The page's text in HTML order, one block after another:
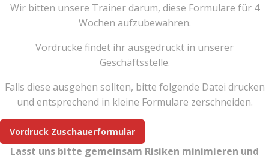
Wir bitten unsere Trainer darum, diese Formulare für 4
Wochen aufzubewahren.
Vordrucke findet ihr ausgedruckt in unserer
Geschäftsstelle.
Falls diese ausgehen sollten, bitte folgende Datei drucken
und entsprechend in kleine Formulare zerschneiden.
Vordruck Zuschauerformular
Lasst uns bitte gemeinsam Risiken minimieren und